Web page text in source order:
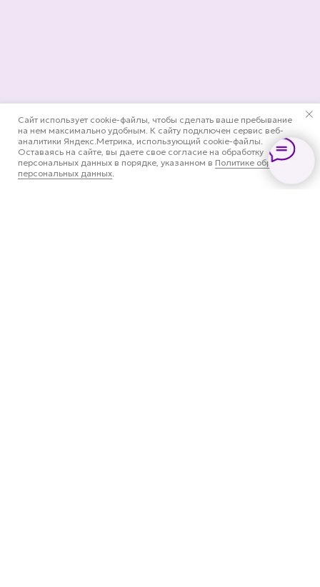
Сайт использует cookie-файлы, чтобы сделать ваше пребывание
на нем максимально удобным. К cайту подключен сервис веб-
аналитики Яндекс.Метрика, использующий cookie-файлы.
Оставаясь на сайте, вы даете свое согласие на обработку
персональных данных в порядке, указанном в Политике обработки
персональных данных.